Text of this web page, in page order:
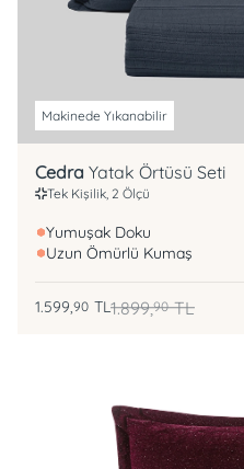
Makinede Yıkanabilir
Cedra Yatak Örtüsü Seti
Tek Kişilik, 2 Ölçü
Yumuşak Doku
Uzun Ömürlü Kumaş
1.899,90 TL
1.599, 90 TL